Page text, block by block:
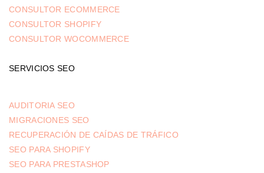
CONSULTOR ECOMMERCE
CONSULTOR SHOPIFY
CONSULTOR WOCOMMERCE
SERVICIOS SEO
AUDITORIA SEO
MIGRACIONES SEO
RECUPERACIÓN DE CAÍDAS DE TRÁFICO
SEO PARA SHOPIFY
SEO PARA PRESTASHOP